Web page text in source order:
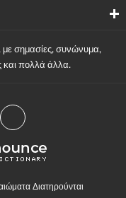
με σημασίες, συνώνυμα,
και πολλά άλλα.
Διατηρούνται